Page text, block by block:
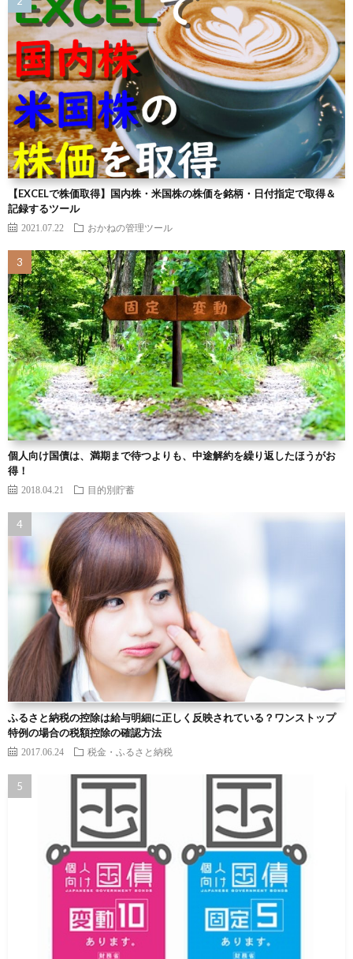
【EXCELで株価取得】国内株・米国株の株価を銘柄・日付指定で取得＆
記録するツール
2021.07.22 おかねの管理ツール
個人向け国債は、満期まで待つよりも、中途解約を繰り返したほうがお
得！
2018.04.21 目的別貯蓄
ふるさと納税の控除は給与明細に正しく反映されている？ワンストップ
特例の場合の税額控除の確認方法
2017.06.24 税金・ふるさと納税